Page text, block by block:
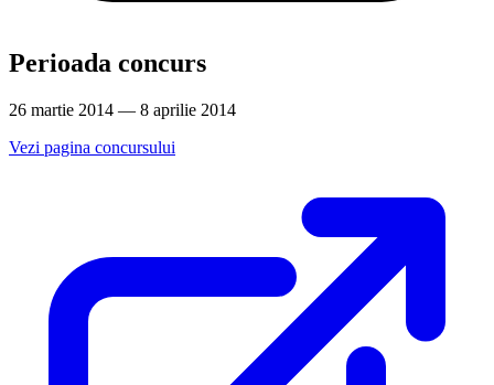
Perioada concurs
26 martie 2014 — 8 aprilie 2014
Vezi pagina concursului